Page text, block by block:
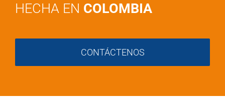
HECHA EN COLOMBIA
CONTÁCTENOS